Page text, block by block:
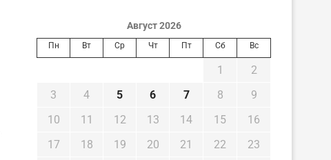
Август 2026
Пн Вт Ср Чт Пт Сб Вс
1
2
3
4 5 6 7 8
9
10
11 12 13 14 15
16
17
18 19 20 21 22
23